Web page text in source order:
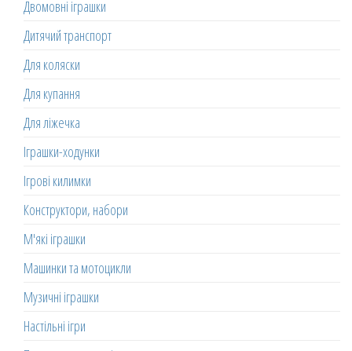
Двомовні іграшки
Дитячий транспорт
Для коляски
Для купання
Для ліжечка
Іграшки-ходунки
Ігрові килимки
Конструктори, набори
М'які іграшки
Машинки та мотоцикли
Музичні іграшки
Настільні ігри